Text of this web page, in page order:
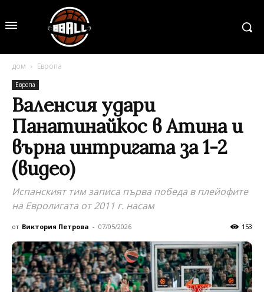
дом Европа
Европа
Валенсия удари
Панатинайкос в Атина и
върна интригата за 1-2
(видео)
Испанският тим записа първа победа в плейофите
на Евролигата от 2011 г. насам
от Виктория Петрова - 07/05/2026 153